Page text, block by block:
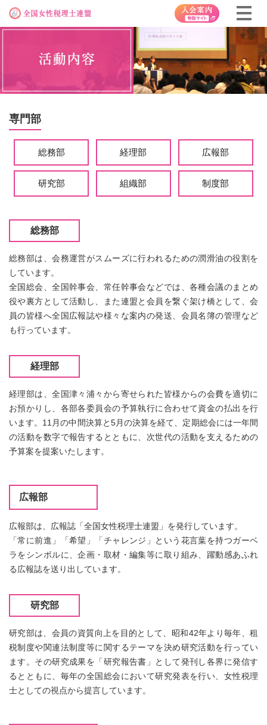
専門部
総務部 経理部 広報部
研究部 組織部 制度部
総務部
総務部は、会務運営がスムーズに行われるための潤滑油の役割を
しています。
全国総会、全国幹事会、常任幹事会などでは、各種会議のまとめ
役や裏方として活動し、また連盟と会員を繋ぐ架け橋として、会
員の皆様へ全国広報誌や様々な案内の発送、会員名簿の管理など
も行っています。
経理部
経理部は、全国津々浦々から寄せられた皆様からの会費を適切に
お預かりし、各部各委員会の予算執行に合わせて資金の払出を行
います。11月の中間決算と5月の決算を経て、定期総会には一年間
の活動を数字で報告するとともに、次世代の活動を支えるための
予算案を提案いたします。
広報部
広報部は、広報誌「全国女性税理士連盟」を発行しています。
「常に前進」「希望」「チャレンジ」という花言葉を持つガーベ
ラをシンボルに、企画・取材・編集等に取り組み、躍動感あふれ
る広報誌を送り出しています。
研究部
研究部は、会員の資質向上を目的として、昭和42年より毎年、租
税制度や関連法制度等に関するテーマを決め研究活動を行ってい
ます。その研究成果を「研究報告書」として発刊し各界に発信す
るとともに、毎年の全国総会において研究発表を行い、女性税理
士としての視点から提言しています。